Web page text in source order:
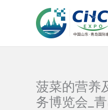
菠菜的营养
务博览会_